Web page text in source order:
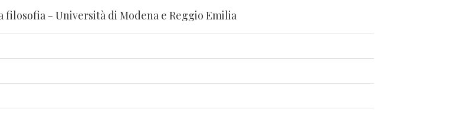
filosofia - Università di Modena e Reggio Emilia